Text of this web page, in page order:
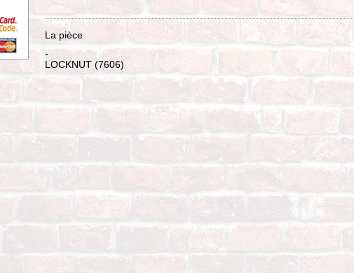
La pièce
-
LOCKNUT (7606)